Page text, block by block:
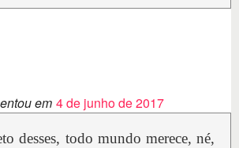
em 4 de junho de 2017
desses, todo mundo merece, né,